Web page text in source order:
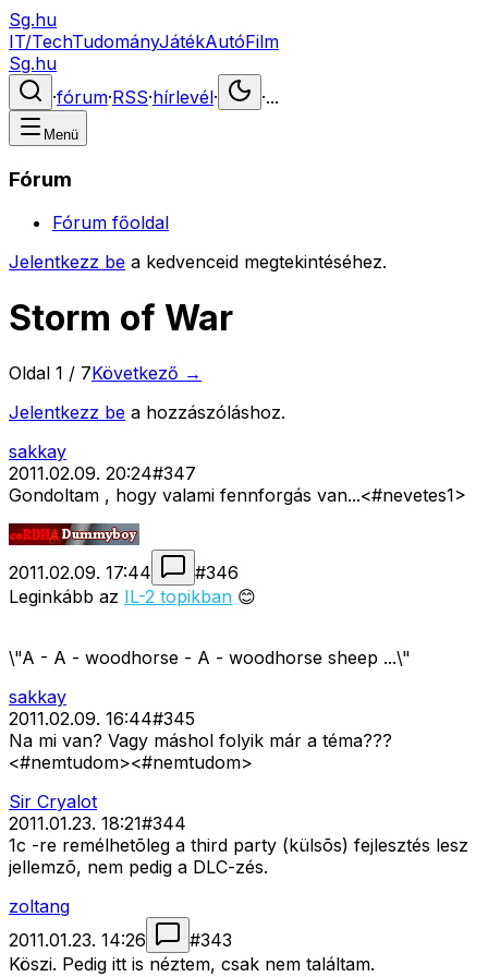
Sg.hu
IT/TechTudományJátékAutóFilm
Sg.hu
·fórum·RSS·hírlevél· ·...
Menü
Fórum
Fórum főoldal
Jelentkezz be a kedvenceid megtekintéséhez.
Storm of War
Oldal 1 / 7Következő →
Jelentkezz be a hozzászóláshoz.
sakkay
2011.02.09. 20:24#347
Gondoltam , hogy valami fennforgás van...<#nevetes1>
2011.02.09. 17:44 #346
Leginkább az IL-2 topikban 😊
\"A - A - woodhorse - A - woodhorse sheep ...\"
sakkay
2011.02.09. 16:44#345
Na mi van? Vagy máshol folyik már a téma???
<#nemtudom><#nemtudom>
Sir Cryalot
2011.01.23. 18:21#344
1c -re remélhetõleg a third party (külsõs) fejlesztés lesz
jellemzõ, nem pedig a DLC-zés.
zoltang
2011.01.23. 14:26
#343
Köszi. Pedig itt is néztem, csak nem találtam.